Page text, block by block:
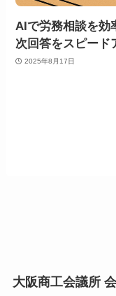
AIで労務相談を効
次回答をスピード
2025年8月17日
大阪商工会議所